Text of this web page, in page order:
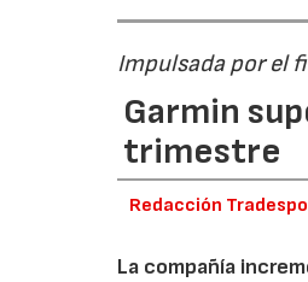
Impulsada por el
Garmin
trimestre
Redacción
La compañía